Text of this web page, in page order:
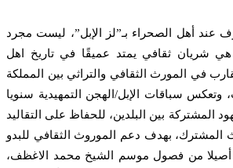
أهل الصحراء بـ”لز الإبل”، ليست مجرد
ثقافي يمتد عميقًا في تاريخ اهل
في المورث الثقافي والتراثي بين المملكة
سباقات الإبل/الهجن التمهيدية سنويا
بين البلدين، للحفاظ على التقاليد
بهدف دعم الموروث الثقافي للبدو
من فصول موسم الشيخ محمد الاغظف،